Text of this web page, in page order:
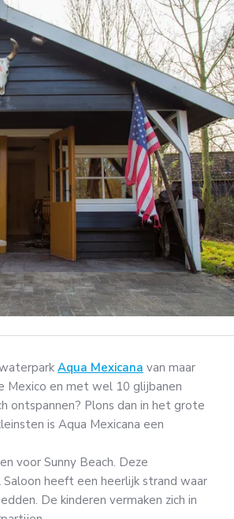
Aqua Mexicana van maar
Mexico en met wel 10 glijbanen
ontspannen? Plons dan in het grote
is Aqua Mexicana een
voor Sunny Beach. Deze
heeft een heerlijk strand waar
De kinderen vermaken zich in